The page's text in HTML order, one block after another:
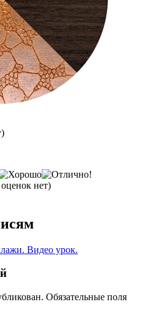
нет)
Видео урок.
Обязательные поля